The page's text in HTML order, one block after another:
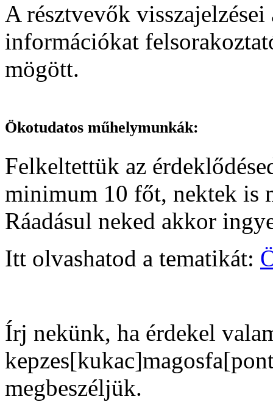
A résztvevők
információkat
mögött.
Ökotudatos műhelymunkák:
Felkeltettük az
minimum 10 főt, nektek is
Ráadásul neked akkor
Itt olvashatod a tematikát:
Írj nekünk, ha érdekel
megbeszéljük.